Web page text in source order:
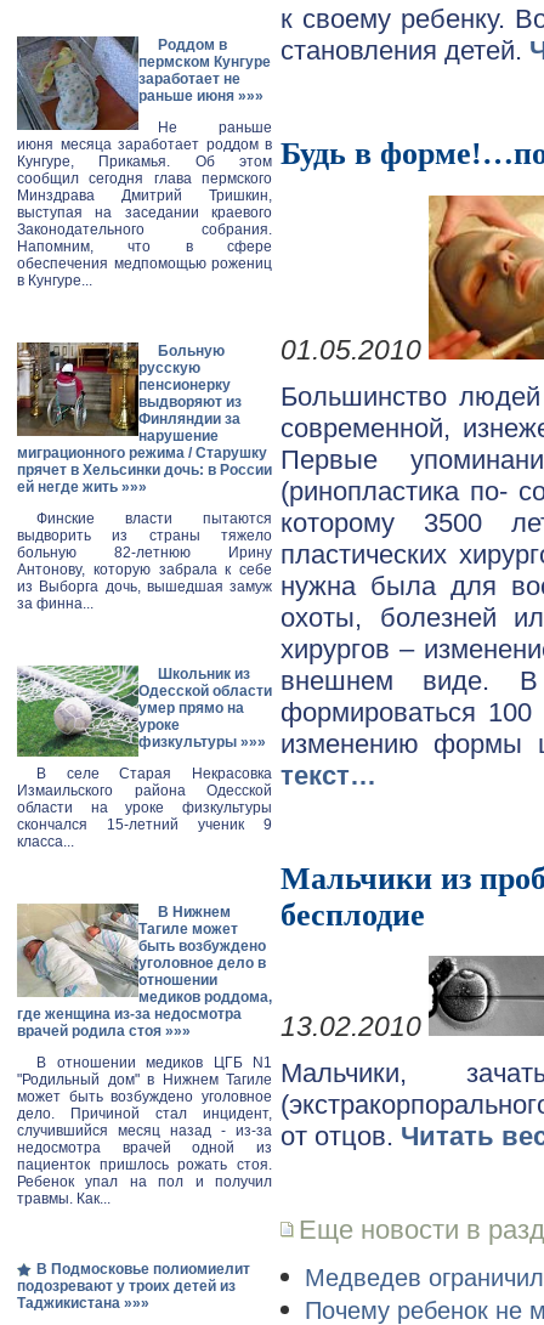
Роддом в
пермском Кунгуре
заработает не
раньше июня »»»
Не раньше
июня месяца заработает роддом в
Кунгуре, Прикамья. Об этом
сообщил сегодня глава пермского
Минздрава Дмитрий Тришкин,
выступая на заседании краевого
Законодательного собрания.
Напомним, что в сфере
обеспечения медпомощью рожениц
в Кунгуре...
Больную
русскую
пенсионерку
выдворяют из
Финляндии за
нарушение
миграционного режима / Старушку
прячет в Хельсинки дочь: в России
ей негде жить »»»
Финские власти пытаются
выдворить из страны тяжело
больную 82-летнюю Ирину
Антонову, которую забрала к себе
из Выборга дочь, вышедшая замуж
за финна...
Школьник из
Одесской области
умер прямо на
уроке
физкультуры »»»
В селе Старая Некрасовка
Измаильского района Одесской
области на уроке физкультуры
скончался 15-летний ученик 9
класса...
В Нижнем
Тагиле может
быть возбуждено
уголовное дело в
отношении
медиков роддома,
где женщина из-за недосмотра
врачей родила стоя »»»
В отношении медиков ЦГБ N1
"Родильный дом" в Нижнем Тагиле
может быть возбуждено уголовное
дело. Причиной стал инцидент,
случившийся месяц назад - из-за
недосмотра врачей одной из
пациенток пришлось рожать стоя.
Ребенок упал на пол и получил
травмы. Как...
В Подмосковье полиомиелит
подозревают у троих детей из
Таджикистана »»»
к своему ребенку.
становления детей.
Будь в
01.05.2010
Большинство людей
современной,
Первые
(ринопластика по-
которому 3500
пластических
нужна была для
охоты, болезней
хирургов –
внешнем виде. В
формироваться
изменению формы
текст…
Мальчики из
бесплодие
13.02.2010
Мальчики,
от отцов. Читать
Еще новости в
Медведев
Почему ребенок не